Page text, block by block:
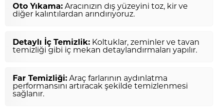
Oto Yıkama: Aracınızın dış yüzeyini toz, kir ve
diğer kalıntılardan arındırıyoruz.
Detaylı İç Temizlik: Koltuklar, zeminler ve tavan
temizliği gibi iç mekan detaylandırmaları yapılır.
Far Temizliği: Araç farlarının aydınlatma
performansını artıracak şekilde temizlenmesi
sağlanır.